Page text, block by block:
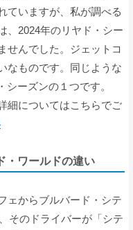
ていますが、私が調べる
、2024年のリヤド・シー
せんでした。ジェットコ
なものです。同じような
ーズンの１つです。
細についてはこちらでご
・ワールドの違い
ェからブルバード・シテ
そのドライバーが「シテ